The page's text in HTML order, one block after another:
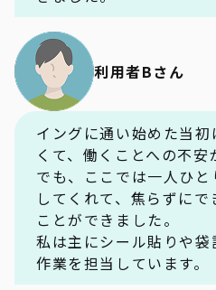
利用者Bさん
イングに通い始めた当
くて、働くことへの不安
でも、ここでは一人ひ
してくれて、焦らずに
ことができました。
私は主にシール貼りや
作業を担当しています。